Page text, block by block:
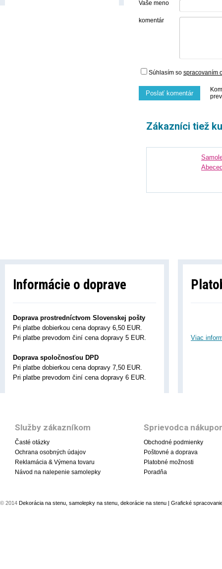
Vaše meno
komentár
Súhlasím so spracovaním
Poslať komentár
Zákazníci tiež
Informácie o doprave
Doprava prostredníctvom Slovenskej pošty
Pri platbe dobierkou cena dopravy 6,50 EUR.
Pri platbe prevodom činí cena dopravy 5 EUR.
Doprava spoločnosťou DPD
Pri platbe dobierkou cena dopravy 7,50 EUR.
Pri platbe prevodom činí cena dopravy 6 EUR.
Viac
Služby zákazníkom
Časté otázky
Ochrana osobných údajov
Reklamácia & Výmena tovaru
Návod na nalepenie samolepky
Sprievodca
Obchodné podmienky
Poštovné a doprava
Platobné možnosti
Poradňa
© 2014 Dekorácia na stenu, samolepky na stenu, dekorácie na stenu | Grafické